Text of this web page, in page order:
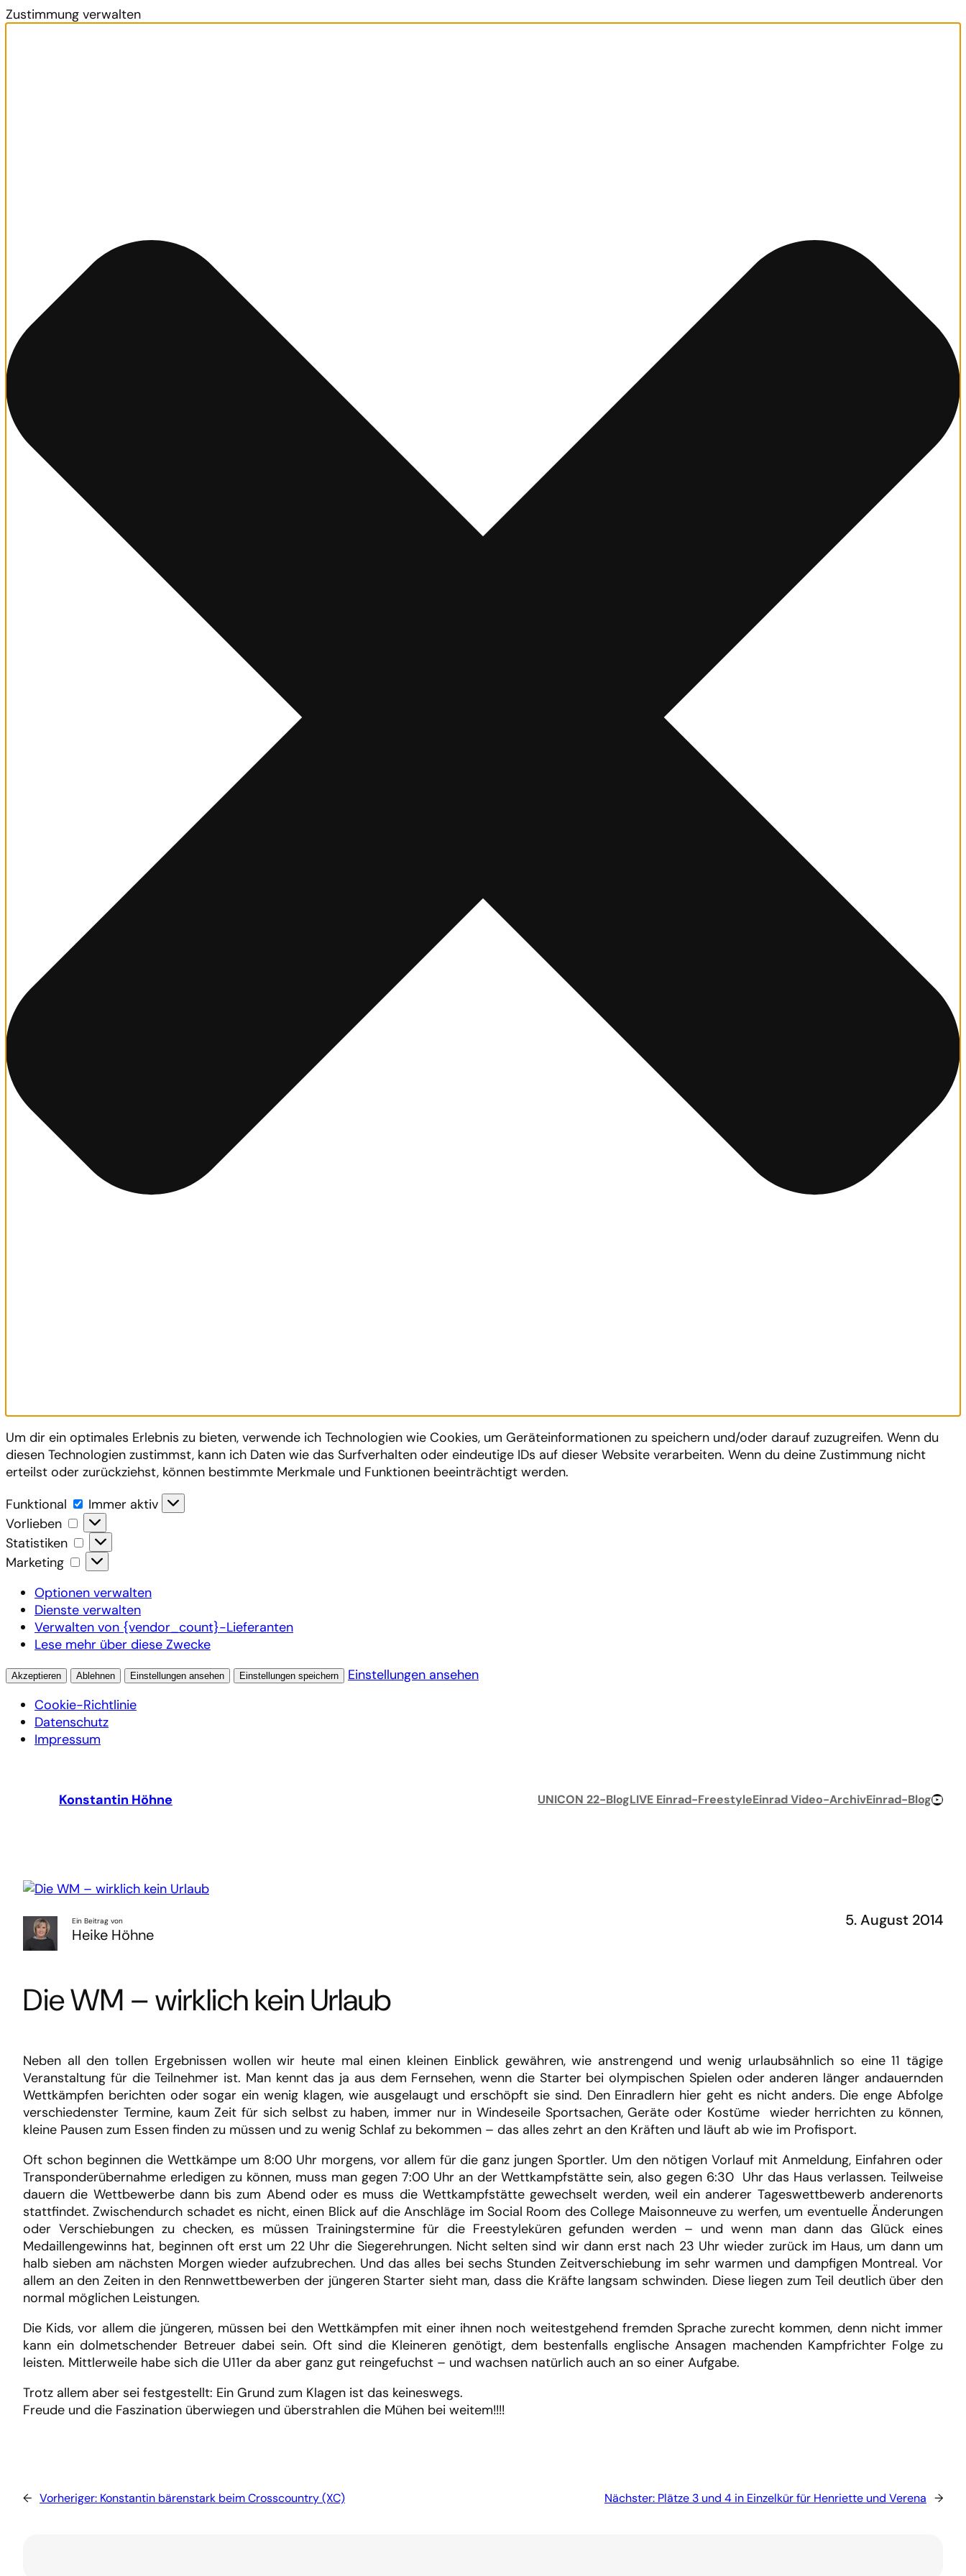
Zustimmung verwalten
Um dir ein optimales Erlebnis zu bieten, verwende ich Technologien wie Cookies, um Geräteinformationen zu speichern und/oder darauf zuzugreifen. Wenn du
diesen Technologien zustimmst, kann ich Daten wie das Surfverhalten oder eindeutige IDs auf dieser Website verarbeiten. Wenn du deine Zustimmung nicht
erteilst oder zurückziehst, können bestimmte Merkmale und Funktionen beeinträchtigt werden.
Funktional
Funktional
Immer aktiv
Vorlieben
Vorlieben
Statistiken
Statistiken
Marketing
Marketing
Optionen verwalten
Dienste verwalten
Verwalten von {vendor_count}-Lieferanten
Lese mehr über diese Zwecke
Akzeptieren Ablehnen Einstellungen ansehen Einstellungen speichern
Einstellungen ansehen
Cookie-Richtlinie
Datenschutz
Impressum
Konstantin Höhne UNICON 22-BlogLIVE Einrad-FreestyleEinrad Video-ArchivEinrad-BlogYouTube-
Ein Beitrag von
Heike Höhne
5. August 2014
Die WM – wirklich kein Urlaub
Neben all den tollen Ergebnissen wollen wir heute mal einen kleinen Einblick gewähren, wie anstrengend und wenig urlaubsähnlich so eine 11 tägige
Veranstaltung für die Teilnehmer ist. Man kennt das ja aus dem Fernsehen, wenn die Starter bei olympischen Spielen oder anderen länger andauernden
Wettkämpfen berichten oder sogar ein wenig klagen, wie ausgelaugt und erschöpft sie sind. Den Einradlern hier geht es nicht anders. Die enge Abfolge
verschiedenster Termine, kaum Zeit für sich selbst zu haben, immer nur in Windeseile Sportsachen, Geräte oder Kostüme wieder herrichten zu können,
kleine Pausen zum Essen finden zu müssen und zu wenig Schlaf zu bekommen – das alles zehrt an den Kräften und läuft ab wie im Profisport.
Oft schon beginnen die Wettkämpe um 8:00 Uhr morgens, vor allem für die ganz jungen Sportler. Um den nötigen Vorlauf mit Anmeldung, Einfahren oder
Transponderübernahme erledigen zu können, muss man gegen 7:00 Uhr an der Wettkampfstätte sein, also gegen 6:30 Uhr das Haus verlassen. Teilweise
dauern die Wettbewerbe dann bis zum Abend oder es muss die Wettkampfstätte gewechselt werden, weil ein anderer Tageswettbewerb anderenorts
stattfindet. Zwischendurch schadet es nicht, einen Blick auf die Anschläge im Social Room des College Maisonneuve zu werfen, um eventuelle Änderungen
oder Verschiebungen zu checken, es müssen Trainingstermine für die Freestyleküren gefunden werden – und wenn man dann das Glück eines
Medaillengewinns hat, beginnen oft erst um 22 Uhr die Siegerehrungen. Nicht selten sind wir dann erst nach 23 Uhr wieder zurück im Haus, um dann um
halb sieben am nächsten Morgen wieder aufzubrechen. Und das alles bei sechs Stunden Zeitverschiebung im sehr warmen und dampfigen Montreal. Vor
allem an den Zeiten in den Rennwettbewerben der jüngeren Starter sieht man, dass die Kräfte langsam schwinden. Diese liegen zum Teil deutlich über den
normal möglichen Leistungen.
Die Kids, vor allem die jüngeren, müssen bei den Wettkämpfen mit einer ihnen noch weitestgehend fremden Sprache zurecht kommen, denn nicht immer
kann ein dolmetschender Betreuer dabei sein. Oft sind die Kleineren genötigt, dem bestenfalls englische Ansagen machenden Kampfrichter Folge zu
leisten. Mittlerweile habe sich die U11er da aber ganz gut reingefuchst – und wachsen natürlich auch an so einer Aufgabe.
Trotz allem aber sei festgestellt: Ein Grund zum Klagen ist das keineswegs.
Freude und die Faszination überwiegen und überstrahlen die Mühen bei weitem!!!!
← Vorheriger: Konstantin bärenstark beim Crosscountry (XC) Nächster: Plätze 3 und 4 in Einzelkür für Henriette und Verena →